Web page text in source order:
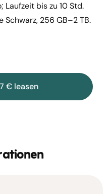
Laufzeit bis zu 10 Std.
Schwarz, 256 GB–2 TB.
€ leasen